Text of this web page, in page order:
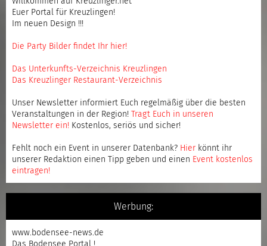
Euer Portal für Kreuzlingen!
Im neuen Design !!!
Die Party Bilder findet Ihr hier!
Das Unterkunfts-Verzeichnis Kreuzlingen
Das Kreuzlinger Restaurant-Verzeichnis
Unser Newsletter informiert Euch regelmäßig über die besten
Veranstaltungen in der Region!
Tragt Euch in unseren
Newsletter ein! Kostenlos, seriös und sicher!
Fehlt noch ein Event in unserer Datenbank? Hier könnt ihr
unserer Redaktion einen Tipp geben und einen Event kostenlos
eintragen!
Werbung:
www.bodensee-news.de